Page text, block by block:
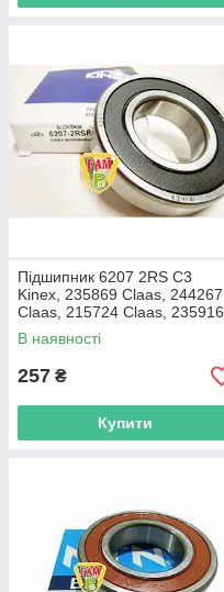
Підшипник 6207 2RS С3
Kinex, 235869 Claas, 244267
Claas, 215724 Claas, 235916
Claas
В наявності
257 ₴
Купити